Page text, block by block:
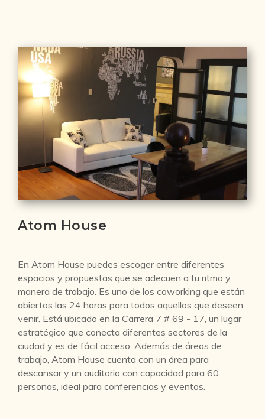
Atom House
En Atom House puedes escoger entre diferentes
espacios y propuestas que se adecuen a tu ritmo y
manera de trabajo. Es uno de los coworking que están
abiertos las 24 horas para todos aquellos que deseen
venir. Está ubicado en la Carrera 7 # 69 - 17, un lugar
estratégico que conecta diferentes sectores de la
ciudad y es de fácil acceso. Además de áreas de
trabajo, Atom House cuenta con un área para
descansar y un auditorio con capacidad para 60
personas, ideal para conferencias y eventos.